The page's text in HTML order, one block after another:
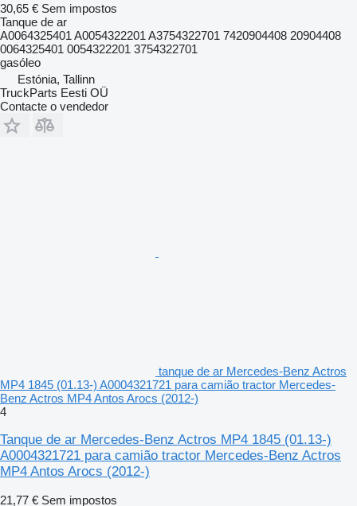
30,65 € Sem impostos
Tanque de ar
A0064325401 A0054322201 A3754322701 7420904408 20904408
0064325401 0054322201 3754322701
gasóleo
Estónia, Tallinn
TruckParts Eesti OÜ
Contacte o vendedor
tanque de ar Mercedes-Benz Actros
MP4 1845 (01.13-) A0004321721 para camião tractor Mercedes-
Benz Actros MP4 Antos Arocs (2012-)
4
Tanque de ar Mercedes-Benz Actros MP4 1845 (01.13-)
A0004321721 para camião tractor Mercedes-Benz Actros
MP4 Antos Arocs (2012-)
21,77 € Sem impostos